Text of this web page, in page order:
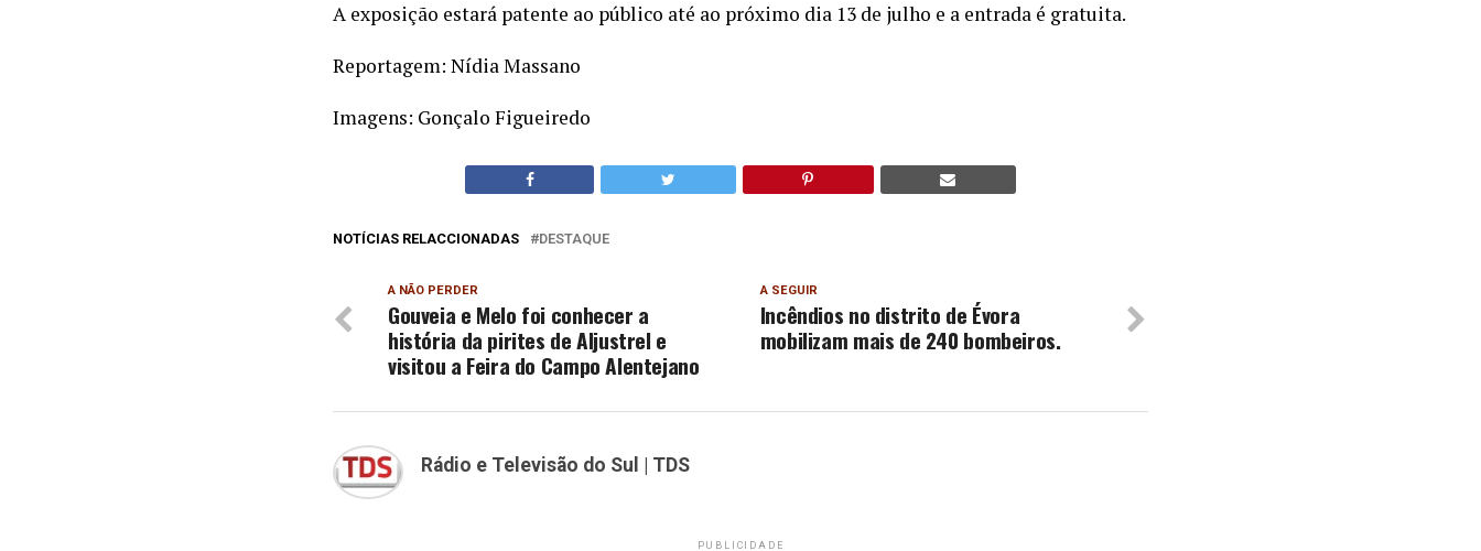
A exposição estará patente ao público até ao próximo dia 13 de julho e a entrada é gratuita.
Reportagem: Nídia Massano
Imagens: Gonçalo Figueiredo
NOTÍCIAS RELACCIONADAS DESTAQUE
A SEGUIR
Incêndios no distrito de Évora
mobilizam mais de 240 bombeiros.
A NÃO PERDER
Gouveia e Melo foi conhecer a
história da pirites de Aljustrel e
visitou a Feira do Campo Alentejano
Rádio e Televisão do Sul | TDS
PUBLICIDADE